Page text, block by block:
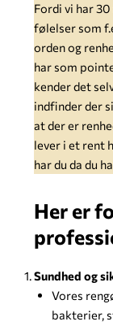
Fordi vi har
følelser som
orden og
har som
kender det
indfinder der
at der er
lever i et rent
har du da du
Her er
Sundhed og
Vores
bakterier,